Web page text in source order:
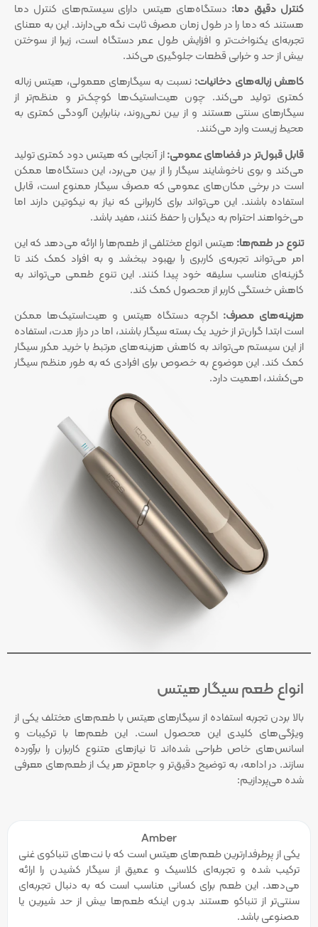
کنترل دقیق دما: دستگاه‌های هیتس دارای سیستم‌های کنترل دما
هستند که دما را در طول زمان مصرف ثابت نگه می‌دارند. این به معنای
تجربه‌ای یکنواخت‌تر و افزایش طول عمر دستگاه است، زیرا از سوختن
بیش از حد و خرابی قطعات جلوگیری می‌کند.
کاهش زباله‌های دخانیات: نسبت به سیگارهای معمولی، هیتس زباله
کمتری تولید می‌کند. چون هیت‌استیک‌ها کوچک‌تر و منظم‌تر از
سیگارهای سنتی هستند و از بین نمی‌روند، بنابراین آلودگی کمتری به
محیط زیست وارد می‌کنند.
قابل قبول‌تر در فضاهای عمومی:از آنجایی که هیتس دود کمتری تولید
می‌کند و بوی ناخوشایند سیگار را از بین می‌برد، این دستگاه‌ها ممکن
است در برخی مکان‌های عمومی که مصرف سیگار ممنوع است، قابل
استفاده باشند. این می‌تواند برای کاربرانی که نیاز به نیکوتین دارند اما
می‌خواهند احترام به دیگران را حفظ کنند، مفید باشد.
تنوع در طعم‌ها: هیتس انواع مختلفی از طعم‌ها را ارائه می‌دهد که این
امر می‌تواند تجربه‌ی کاربری را بهبود ببخشد و به افراد کمک کند تا
گزینه‌ای مناسب سلیقه خود پیدا کنند. این تنوع طعمی می‌تواند به
کاهش خستگی کاربر از محصول کمک کند.
هزینه‌های مصرف: اگرچه دستگاه هیتس و هیت‌استیک‌ها ممکن
است ابتدا گران‌تر از خرید یک بسته سیگار باشند، اما در دراز مدت، استفاده
از این سیستم می‌تواند به کاهش هزینه‌های مرتبط با خرید مکرر سیگار
کمک کند. این موضوع به خصوص برای افرادی که به طور منظم سیگار
می‌کشند، اهمیت دارد.
انواع طعم سیگار هیتس
بالا بردن تجربه استفاده از سیگارهای هیتس با طعم‌های مختلف یکی از
ویژگی‌های کلیدی این محصول است. این طعم‌ها با ترکیبات و
اسانس‌های خاص طراحی شده‌اند تا نیازهای متنوع کاربران را برآورده
سازند. در ادامه، به توضیح دقیق‌تر و جامع‌تر هر یک از طعم‌های معرفی
شده می‌پردازیم:
Amber
یکی از پرطرفدارترین طعم‌های هیتس است که با نت‌های تنباکوی غنی
ترکیب شده و تجربه‌ای کلاسیک و عمیق از سیگار کشیدن را ارائه
می‌دهد. این طعم برای کسانی مناسب است که به دنبال تجربه‌ای
سنتی‌تر از تنباکو هستند بدون اینکه طعم‌ها بیش از حد شیرین یا
مصنوعی باشد.